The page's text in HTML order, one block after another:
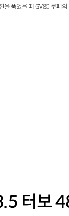
을 품었을 때 GV80 쿠페
터보